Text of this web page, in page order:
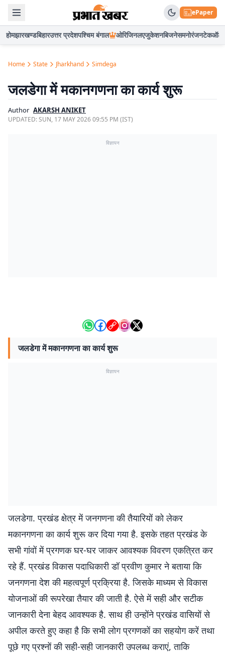
ePaper
होमझारखण्डबिहारउत्तर प्रदेशपश्चिम बंगाल ओरिजिनलएजुकेशनबिजनेसमनोरंजनटेकऑटो
Home State Jharkhand Simdega
जलडेगा में मकानगणना का कार्य शुरू
Author AKARSH ANIKET
UPDATED:SUN, 17 MAY 2026 09:55 PM (IST)
विज्ञापन
जलडेगा में मकानगणना का कार्य शुरू
विज्ञापन
जलडेगा. प्रखंड क्षेत्र में जनगणना की तैयारियों को लेकर
मकानगणना का कार्य शुरू कर दिया गया है. इसके तहत प्रखंड के
सभी गांवों में प्रगणक घर-घर जाकर आवश्यक विवरण एकत्रित कर
रहे हैं. प्रखंड विकास पदाधिकारी डॉ प्रवीण कुमार ने बताया कि
जनगणना देश की महत्वपूर्ण प्रक्रिया है. जिसके माध्यम से विकास
योजनाओं की रूपरेखा तैयार की जाती है. ऐसे में सही और सटीक
जानकारी देना बेहद आवश्यक है. साथ ही उन्होंने प्रखंड वासियों से
अपील करते हुए कहा है कि सभी लोग प्रगणकों का सहयोग करें तथा
पूछे गए प्रश्नों की सही-सही जानकारी उपलब्ध कराएं, ताकि